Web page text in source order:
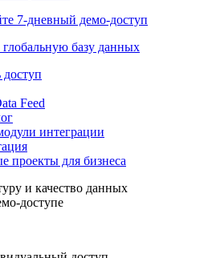
7-дневный демо-доступ
базу данных
Feed
интеграции
проекты для бизнеса
и качество данных
доступе